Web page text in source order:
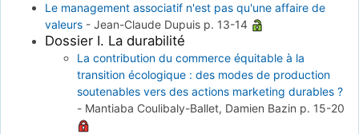
Le management associatif n'est pas qu'une affaire de
valeurs - Jean-Claude Dupuis p. 13-14
Dossier I. La durabilité
La contribution du commerce équitable à la
transition écologique : des modes de production
soutenables vers des actions marketing durables ?
- Mantiaba Coulibaly-Ballet, Damien Bazin p. 15-20